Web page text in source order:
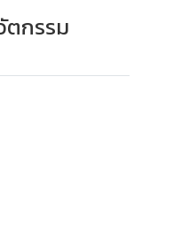
ตกรรม